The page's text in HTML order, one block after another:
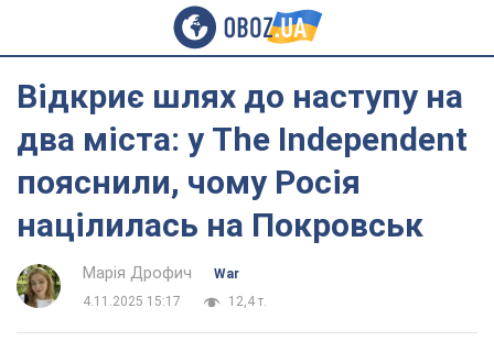
Відкриє шлях до наступу на
два міста: у The Independent
пояснили, чому Росія
націлилась на Покровськ
Марія Дрофич
War
4.11.2025 15:17
12,4 т.